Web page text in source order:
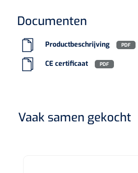
Badkamerhulpmiddelen
Documenten
Productbeschrijving PDF
CE certificaat PDF
Vaak samen gekocht